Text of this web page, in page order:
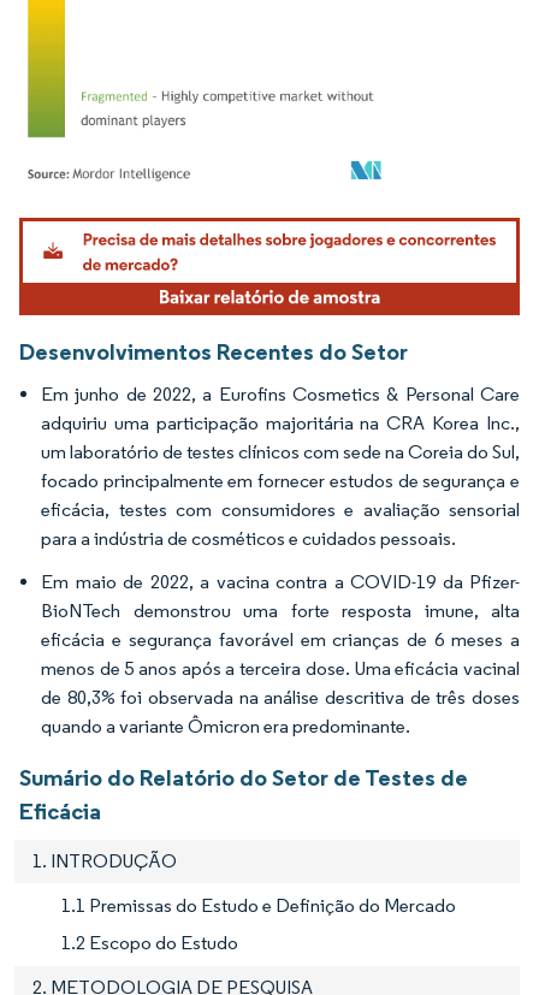
Imagem © Mordor Intelligence. O reuso requer atribuição conforme CC BY 4.0.
Desenvolvimentos Recentes do Setor
Em junho de 2022, a Eurofins Cosmetics & Personal Care
adquiriu uma participação majoritária na CRA Korea Inc.,
um laboratório de testes clínicos com sede na Coreia do Sul,
focado principalmente em fornecer estudos de segurança e
eficácia, testes com consumidores e avaliação sensorial
para a indústria de cosméticos e cuidados pessoais.
Em maio de 2022, a vacina contra a COVID-19 da Pfizer-
BioNTech demonstrou uma forte resposta imune, alta
eficácia e segurança favorável em crianças de 6 meses a
menos de 5 anos após a terceira dose. Uma eficácia vacinal
de 80,3% foi observada na análise descritiva de três doses
quando a variante Ômicron era predominante.
Sumário do Relatório do Setor de Testes de
Eficácia
1. INTRODUÇÃO
1.1 Premissas do Estudo e Definição do Mercado
1.2 Escopo do Estudo
2. METODOLOGIA DE PESQUISA